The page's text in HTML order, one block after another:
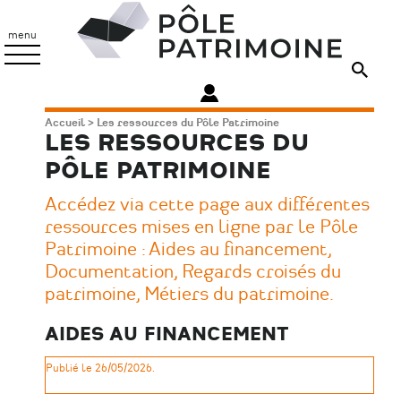
contenu
principal
menu
Patrimoine
Fil
d'Ariane
Accueil Les ressources du Pôle Patrimoine
LES RESSOURCES DU
PÔLE PATRIMOINE
Accédez via cette page aux différentes
ressources mises en ligne par le Pôle
Patrimoine : Aides au financement,
Documentation, Regards croisés du
patrimoine, Métiers du patrimoine.
AIDES AU FINANCEMENT
Publié le 26/05/2026.